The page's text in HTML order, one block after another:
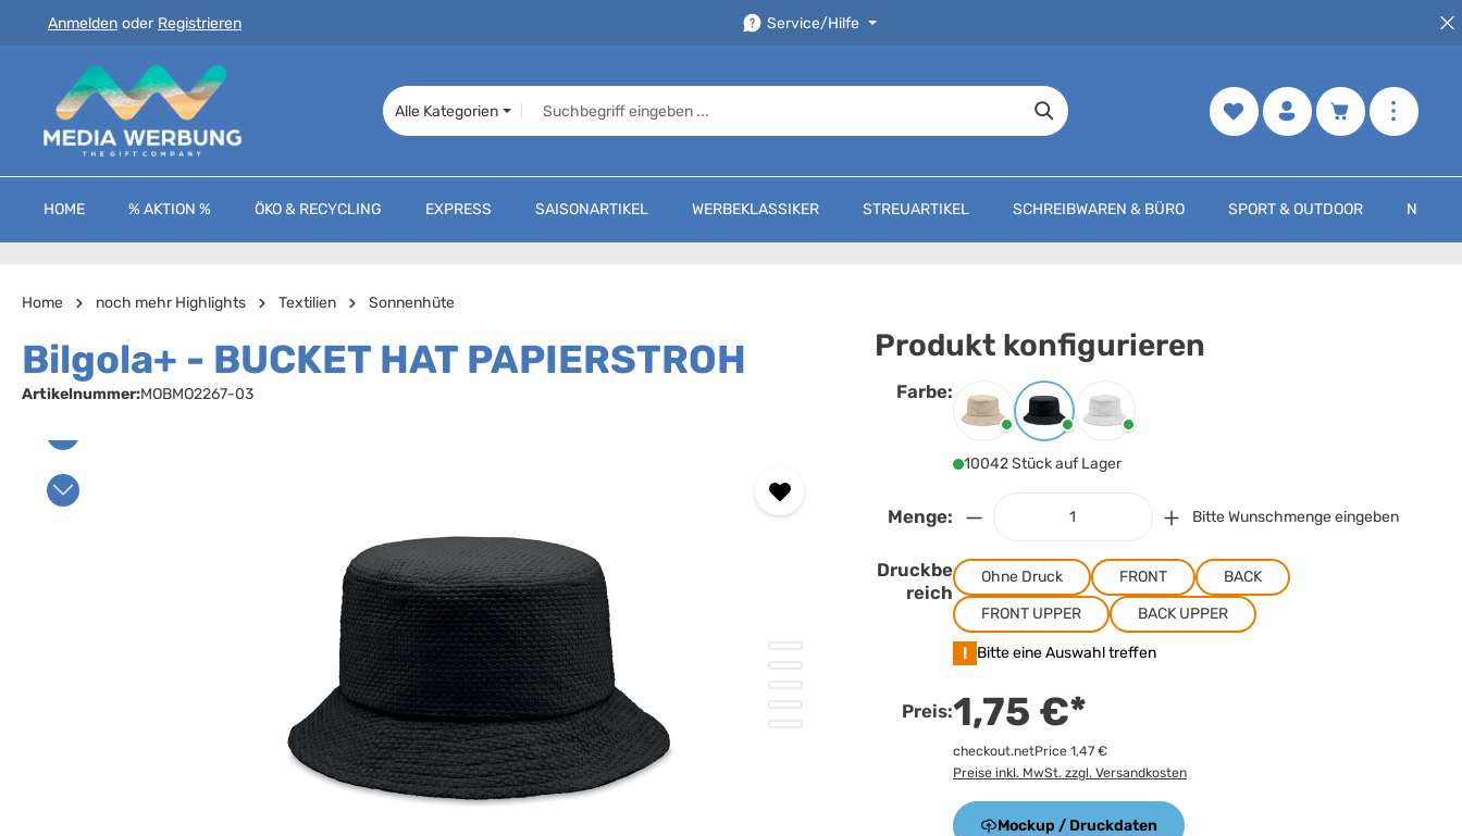
Hauptinhalt springen
Zur Suche springen
Zur Hauptnavigation springen
Anmelden oder Registrieren Service/Hilfe
Alle Kategorien
Merkzettel Warenkorb
HOME % AKTION % ÖKO & RECYCLING EXPRESS SAISONARTIKEL WERBEKLASSIKER STREUARTIKEL SCHREIBWAREN & BÜRO SPORT & OUTDOOR NOCH
Home noch mehr Highlights Textilien Sonnenhüte
Bilgola+ - BUCKET HAT PAPIERSTROH
Artikelnummer:MOBMO2267-03
Bildergalerie überspringen
Produkt konfigurieren
Farbe: Farbeauswählen
Beige SchwarzWeiss
10042 Stück auf Lager
Menge: Bitte Wunschmenge eingeben
Druckbe
reich
Ohne Druck FRONT
BACK
FRONT UPPER
BACK UPPER
! Bitte eine Auswahl treffen
Preis:1,75 €*
checkout.netPrice 1,47 €
Preise inkl. MwSt. zzgl. Versandkosten
Mockup / Druckdaten